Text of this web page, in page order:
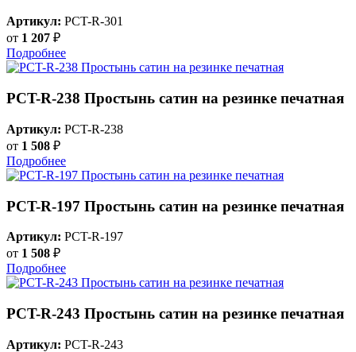
Артикул: PCT-R-301
от 1 207 ₽
Подробнее
PCT-R-238 Простынь сатин на резинке печатная
Артикул: PCT-R-238
от 1 508 ₽
Подробнее
PCT-R-197 Простынь сатин на резинке печатная
Артикул: PCT-R-197
от 1 508 ₽
Подробнее
PCT-R-243 Простынь сатин на резинке печатная
Артикул: PCT-R-243